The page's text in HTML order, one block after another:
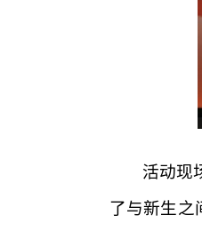
活动现
了与新生之